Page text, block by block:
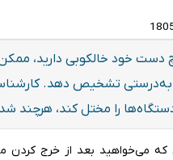
دست خود خالکوبی دارید،
به‌درستی تشخیص دهد.
را مختل کند،
می‌خواهید بعد از خرج کردن